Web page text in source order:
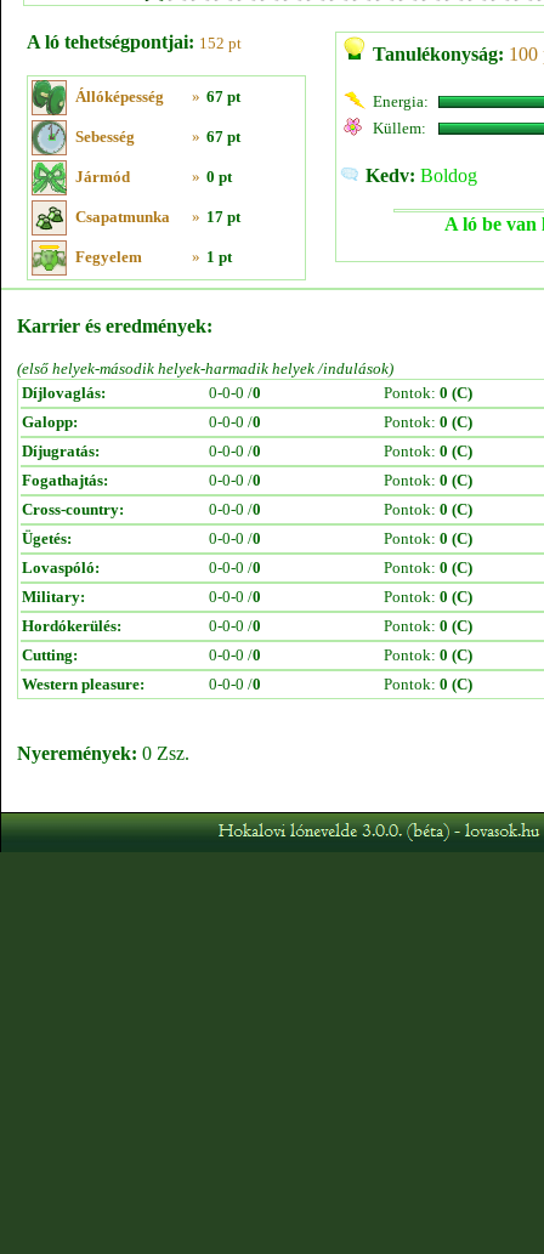
A ló tehetségpontjai: 152 pt
Állóképesség » 67 pt
Sebesség » 67 pt
Jármód » 0 pt
Csapatmunka » 17 pt
Fegyelem » 1 pt
Tanulékonyság: 100
Energia:
Küllem:
Kedv: Boldog
A ló be van
Karrier és eredmények:
(első helyek-második helyek-harmadik helyek /indulások)
Díjlovaglás:
0-0-0 /0 Pontok: 0 (C)
Galopp:
0-0-0 /0 Pontok: 0 (C)
Díjugratás:
0-0-0 /0 Pontok: 0 (C)
Fogathajtás:
0-0-0 /0 Pontok: 0 (C)
Cross-country:
0-0-0 /0 Pontok: 0 (C)
Ügetés:
0-0-0 /0 Pontok: 0 (C)
Lovaspóló:
0-0-0 /0 Pontok: 0 (C)
Military:
0-0-0 /0 Pontok: 0 (C)
Hordókerülés:
0-0-0 /0 Pontok: 0 (C)
Cutting:
0-0-0 /0 Pontok: 0 (C)
Western pleasure:
0-0-0 /0 Pontok: 0 (C)
Nyeremények: 0 Zsz.